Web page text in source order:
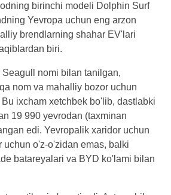
birinchi modeli Dolphin Surf
Yevropa uchun eng arzon
brendlarning shahar EV'lari
biri.
nomi bilan tanilgan,
nom va mahalliy bozor uchun
ixcham xetchbek bo'lib, dastlabki
19 990 yevrodan (taxminan
edi. Yevropalik xaridor uchun
uchun o'z-o'zidan emas, balki
batareyalari va BYD ko'lami bilan